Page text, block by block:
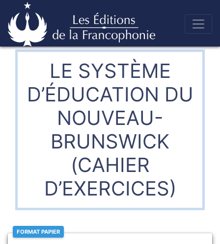
Skip
to Éditions de la francophonie
LE SYSTÈME
D’ÉDUCATION DU
NOUVEAU-
BRUNSWICK
(CAHIER
D’EXERCICES)
FORMAT PAPIER